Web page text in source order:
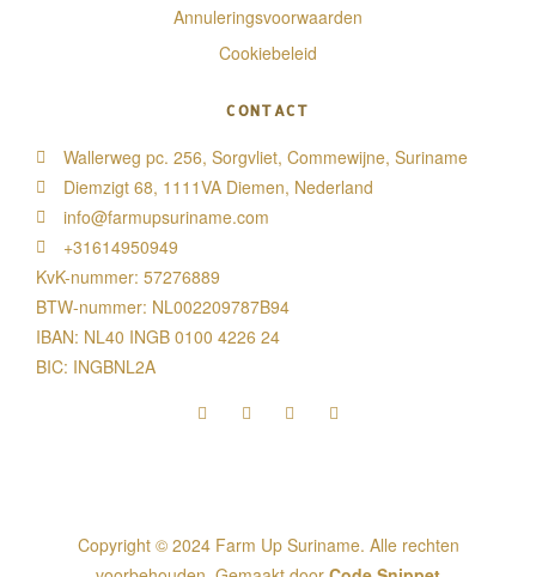
Annuleringsvoorwaarden
Cookiebeleid
CONTACT
Wallerweg pc. 256, Sorgvliet, Commewijne, Suriname
Diemzigt 68, 1111VA Diemen, Nederland
info@farmupsuriname.com
+31614950949
KvK-nummer: 57276889
BTW-nummer: NL002209787B94
IBAN: NL40 INGB 0100 4226 24
BIC: INGBNL2A
Copyright © 2024 Farm Up Suriname. Alle rechten